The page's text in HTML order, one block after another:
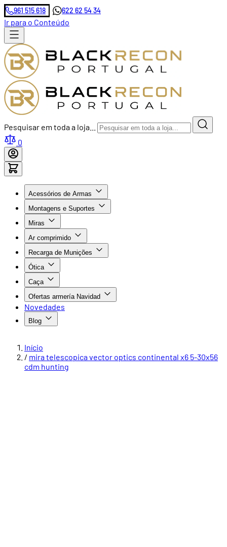
961 515 618 622 62 54 34
Ir para o Conteúdo
Pesquisar em toda a loja...
0
Acessórios de Armas
Montagens e Suportes
Miras
Ar comprimido
Recarga de Munições
Ótica
Caça
Ofertas armería Navidad
Novedades
Blog
Início
/ mira telescopica vector optics continental x6 5-30x56
cdm hunting